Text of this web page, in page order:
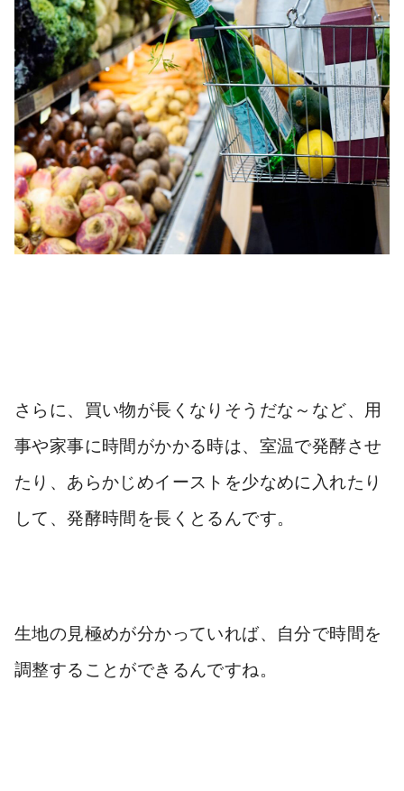
さらに、買い物が長くなりそうだな～など、用
事や家事に時間がかかる時は、 室温で発酵させ
たり、あらかじめイーストを少なめに入れたり
して、発酵時間を長くとるんです。
生地の見極めが分かっていれば、自分で時間を
調整することができるんですね。